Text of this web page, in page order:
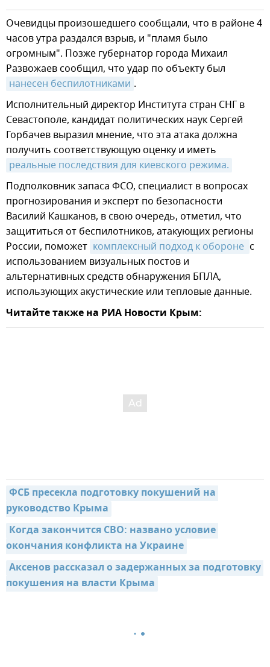
Очевидцы произошедшего сообщали, что в районе 4
часов утра раздался взрыв, и "пламя было
огромным". Позже губернатор города Михаил
Развожаев сообщил, что удар по объекту был
нанесен беспилотниками .
Исполнительный директор Института стран СНГ в
Севастополе, кандидат политических наук Сергей
Горбачев выразил мнение, что эта атака должна
получить соответствующую оценку и иметь
реальные последствия для киевского режима.
Подполковник запаса ФСО, специалист в вопросах
прогнозирования и эксперт по безопасности
Василий Кашканов, в свою очередь, отметил, что
защититься от беспилотников, атакующих регионы
России, поможет комплексный подход к обороне с
использованием визуальных постов и
альтернативных средств обнаружения БПЛА,
использующих акустические или тепловые данные.
Читайте также на РИА Новости Крым:
ФСБ пресекла подготовку покушений на
руководство Крыма
Когда закончится СВО: названо условие
окончания конфликта на Украине
Аксенов рассказал о задержанных за подготовку
покушения на власти Крыма